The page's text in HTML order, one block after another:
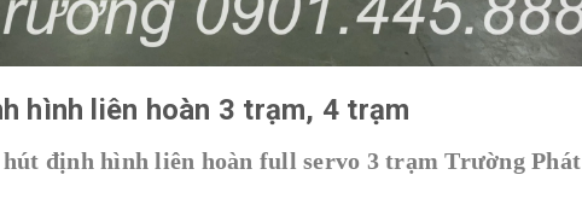
hình liên hoàn 3 trạm, 4 trạm
định hình liên hoàn full servo 3 trạm Trường Phát